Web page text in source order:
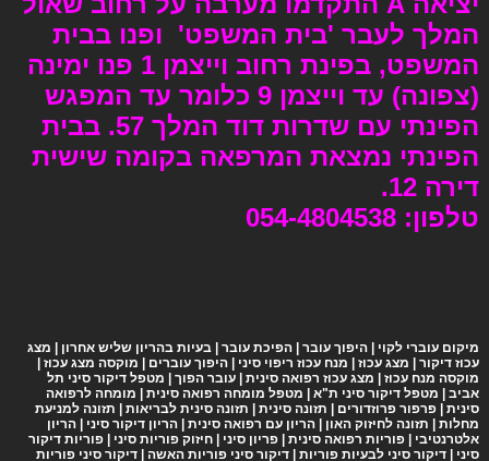
המלך לעבר 'בית המשפט' ופנו בבית
המשפט, בפינת רחוב וייצמן 1 פנו ימינה
(צפונה) עד וייצמן 9 כלומר עד המפגש
הפינתי עם שדרות דוד המלך 57. בבית
הפינתי נמצאת המרפאה בקומה שישית
דירה 12.
טלפון: 054-4804538
מיקום עוברי לקוי | היפוך עובר | הפיכת עובר | בעיות בהריון שליש אחרון | מצג
עכוז דיקור | מצג עכוז | מנח עכוז ריפוי סיני | היפוך עוברים | מוקסה מצג עכוז |
מוקסה מנח עכוז | מצג עכוז רפואה סינית | עובר הפוך | מטפל דיקור סיני תל
אביב | מטפל דיקור סיני ת"א | מטפל מומחה רפואה סינית | מומחה לרפואה
סינית | פרפור פרוזדורים | תזונה סינית | תזונה סינית לבריאות | תזונה למניעת
מחלות | תזונה לחיזוק האון | הריון עם רפואה סינית | הריון דיקור סיני | הריון
אלטרנטיבי | פוריות רפואה סינית | פריון סיני | חיזוק פוריות סיני | פוריות דיקור
סיני | דיקור סיני לבעיות פוריות | דיקור סיני פוריות האשה | דיקור סיני פוריות